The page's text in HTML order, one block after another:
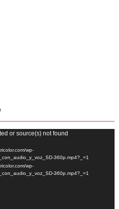
or source(s) not found
wp-
360p.mp4?_=1
wp-
360p.mp4?_=1